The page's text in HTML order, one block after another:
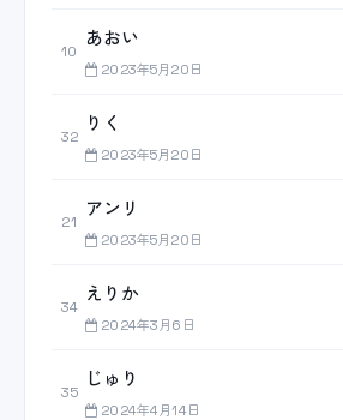
10
あおい
2023年5月20日
32
りく
2023年5月20日
21
アンリ
2023年5月20日
34
えりか
2024年3月6日
35
じゅり
2024年4月14日